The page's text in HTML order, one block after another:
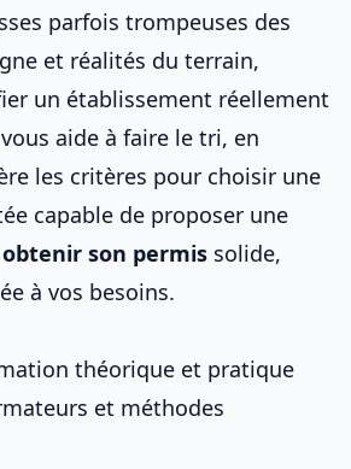
parfois trompeuses des
et réalités du terrain,
un établissement réellement
aide à faire le tri, en
les critères pour choisir une
capable de proposer une
son permis solide,
à vos besoins.
théorique et pratique
et méthodes